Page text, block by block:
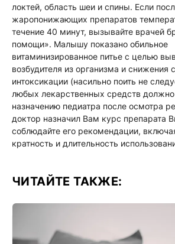
локтей, область шеи и спины. Если
жаропонижающих препаратов
течение 40 минут, вызывайте врачей
помощи». Малышу показано обильное
витаминизированное питье с целью
возбудителя из организма и снижения
интоксикации (насильно поить не
любых лекарственных средств
назначению педиатра после осмотра
доктор назначил Вам курс препарата
соблюдайте его рекомендации,
кратность и длительность
ЧИТАЙТЕ ТАКЖЕ: